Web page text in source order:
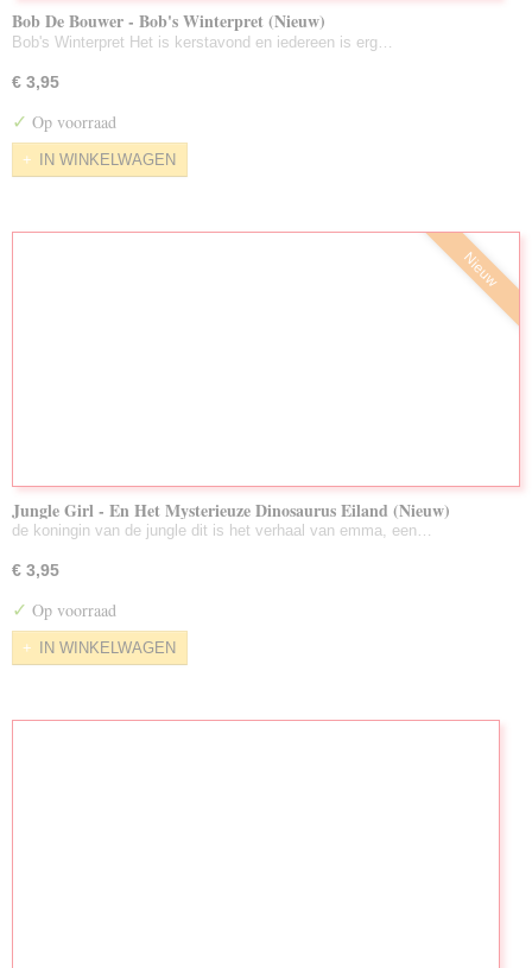
Bob De Bouwer - Bob's Winterpret (Nieuw)
Bob's Winterpret Het is kerstavond en iedereen is erg…
€ 3,95
✓ Op voorraad
IN WINKELWAGEN
Nieuw
Jungle Girl - En Het Mysterieuze Dinosaurus Eiland (Nieuw)
de koningin van de jungle dit is het verhaal van emma, een…
€ 3,95
✓ Op voorraad
IN WINKELWAGEN